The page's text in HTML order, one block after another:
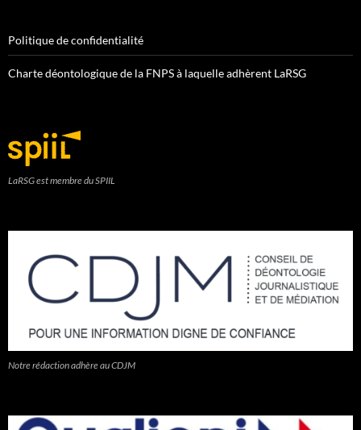
Politique de confidentialité
Charte déontologique de la FNPS à laquelle adhèrent LaRSG
LaRSG est membre du SPIIL
Notre rédaction adhère au CDJM